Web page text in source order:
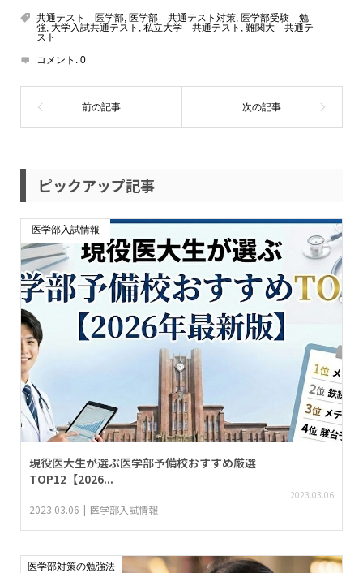
共通テスト 医学部, 医学部 共通テスト対策, 医学部受験 勉
強, 大学入試共通テスト 私立大学 共通テスト
難関大 共通テ
スト
コメント: 0
ピックアップ記事
医学部入試情報
現役医大生が選ぶ医学部予備校おすすめ厳選
TOP12【2026...
2023.03.06
2023.03.06 医学部入試情報
医学部対策の勉強法